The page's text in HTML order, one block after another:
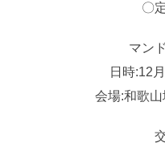
〇
マン
日時:12
会場:和歌